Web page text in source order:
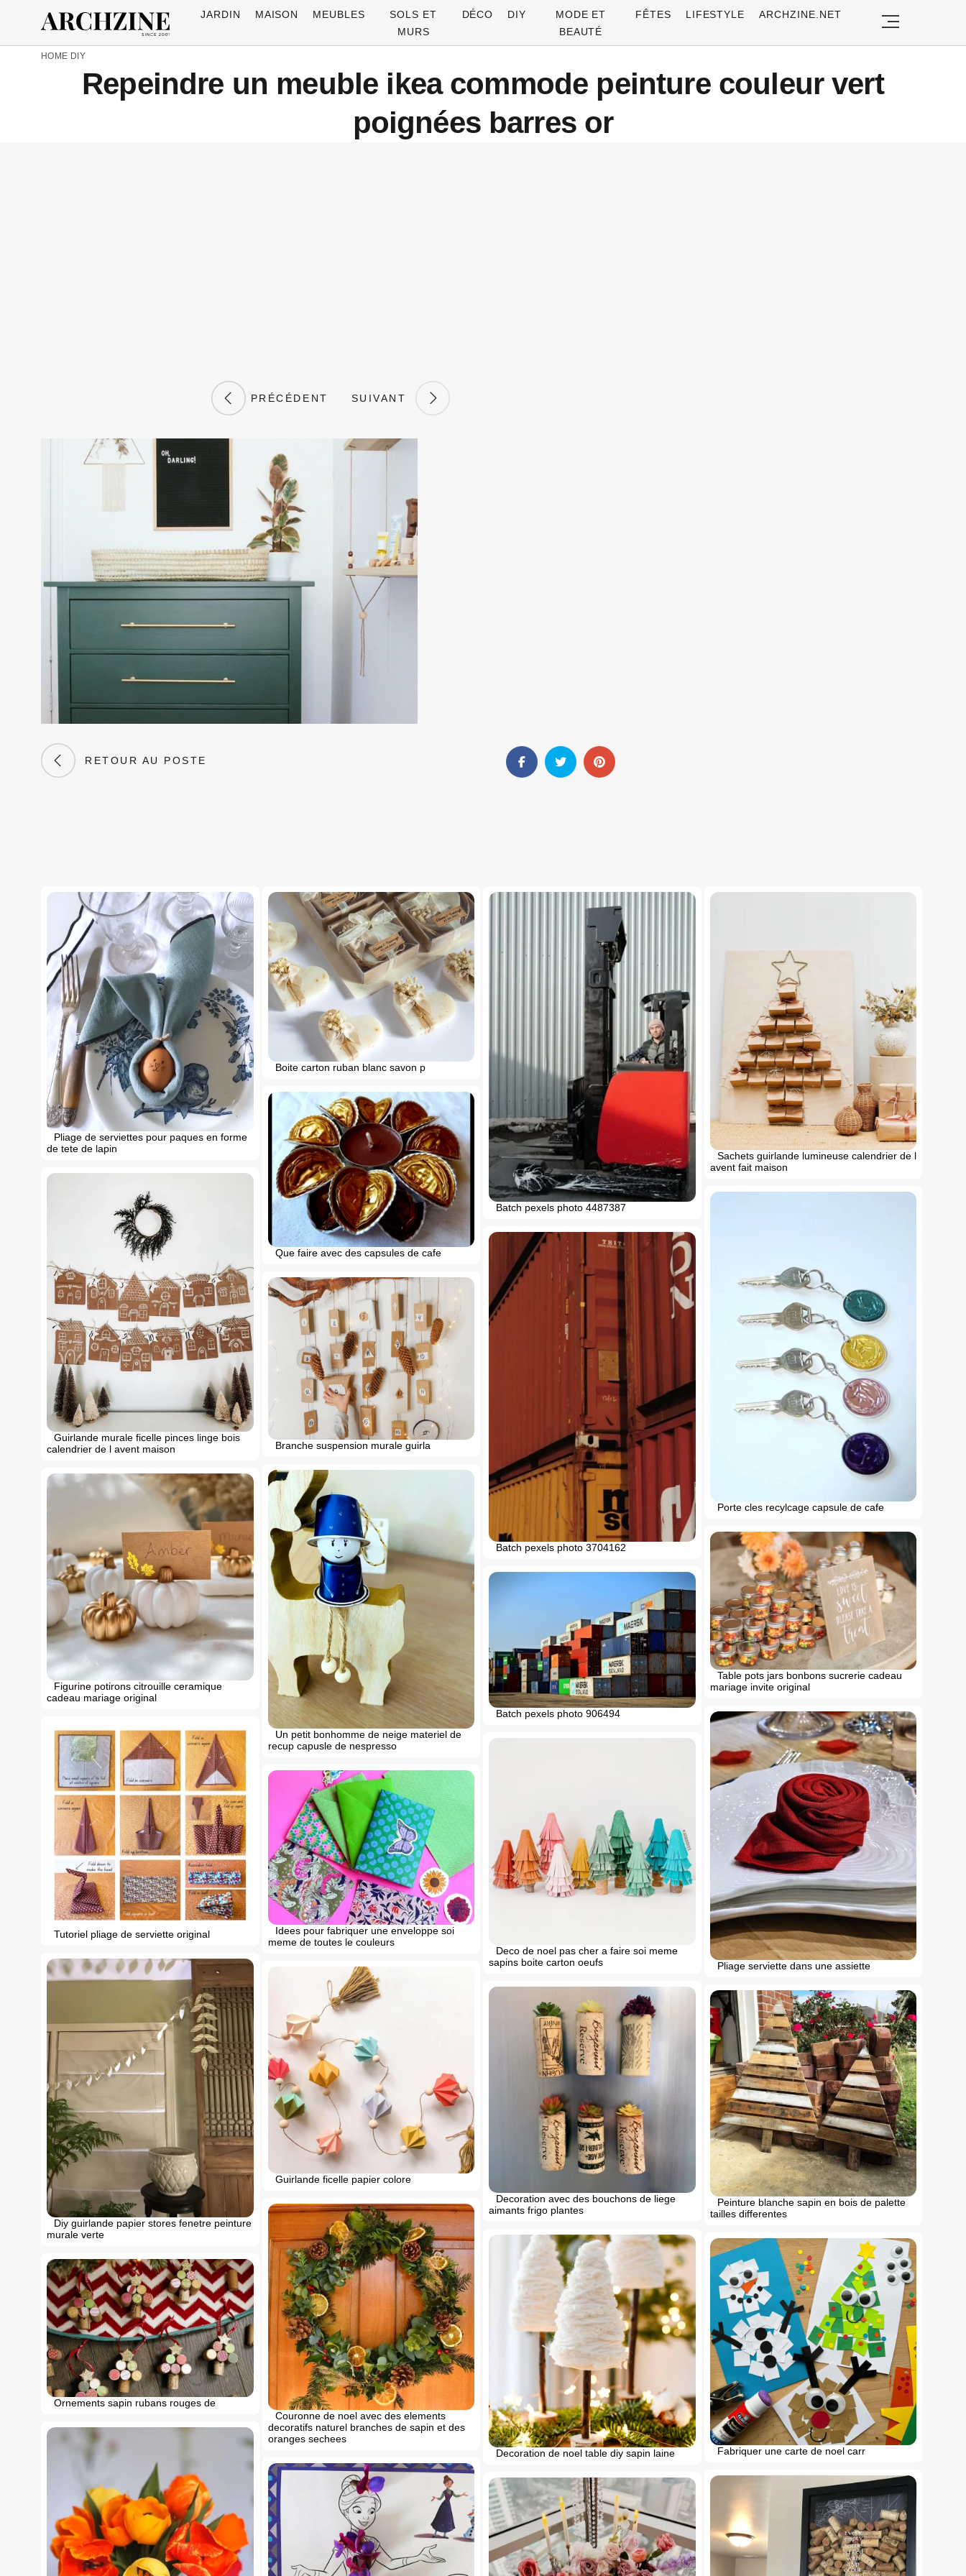
JARDIN MAISON MEUBLES
SOLS ET
MURS
DÉCO DIY
MODE ET
BEAUTÉ
FÊTES LIFESTYLE ARCHZINE.NET
HOME DIY
Repeindre un meuble ikea commode peinture couleur vert
poignées barres or
PRÉCÉDENT SUIVANT
RETOUR AU POSTE
Pliage de serviettes pour paques en forme
de tete de lapin
Boite carton ruban blanc savon p
Batch pexels photo 4487387
Sachets guirlande lumineuse calendrier de l
avent fait maison
Que faire avec des capsules de cafe
Guirlande murale ficelle pinces linge bois
calendrier de l avent maison
Porte cles recylcage capsule de cafe
Batch pexels photo 3704162
Branche suspension murale guirla
Un petit bonhomme de neige materiel de
recup capusle de nespresso
Figurine potirons citrouille ceramique
cadeau mariage original
Table pots jars bonbons sucrerie cadeau
mariage invite original
Batch pexels photo 906494
Pliage serviette dans une assiette
Tutoriel pliage de serviette original
Deco de noel pas cher a faire soi meme
sapins boite carton oeufs
Idees pour fabriquer une enveloppe soi
meme de toutes le couleurs
Diy guirlande papier stores fenetre peinture
murale verte
Guirlande ficelle papier colore
Decoration avec des bouchons de liege
aimants frigo plantes
Peinture blanche sapin en bois de palette
tailles differentes
Couronne de noel avec des elements
decoratifs naturel branches de sapin et des
oranges sechees
Decoration de noel table diy sapin laine
Fabriquer une carte de noel carr
Ornements sapin rubans rouges de